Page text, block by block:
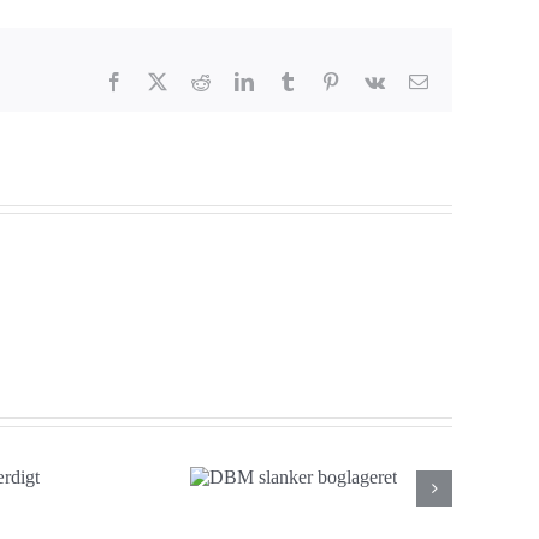
Facebook RedditLinkedInTumblr Pinterest
Vk
E-
DBM slanker